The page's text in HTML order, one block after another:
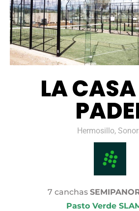
LA
Hermosillo,
7 canchas
Pasto Verde